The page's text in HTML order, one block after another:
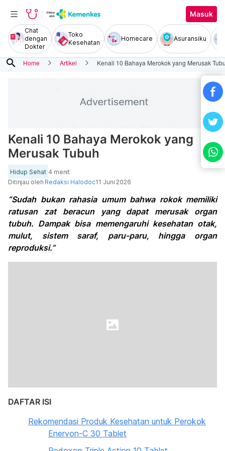
Masuk
Chat
dengan
Dokter
Toko
Kesehatan
Homecare Asuransiku
search Home Artikel Kenali 10 Bahaya Merokok yang Merusak
Kenali 10 Bahaya Merokok yang
Merusak Tubuh
Hidup Sehat 4 menit
Ditinjau oleh Redaksi Halodoc11 Juni 2026
“Sudah bukan rahasia umum bahwa rokok memiliki
ratusan zat beracun yang dapat merusak organ
tubuh. Dampak bisa memengaruhi kesehatan otak,
mulut, sistem saraf, paru-paru, hingga organ
reproduksi.”
DAFTAR ISI
Rekomendasi Produk Kesehatan untuk Perokok
Enervon-C 30 Tablet